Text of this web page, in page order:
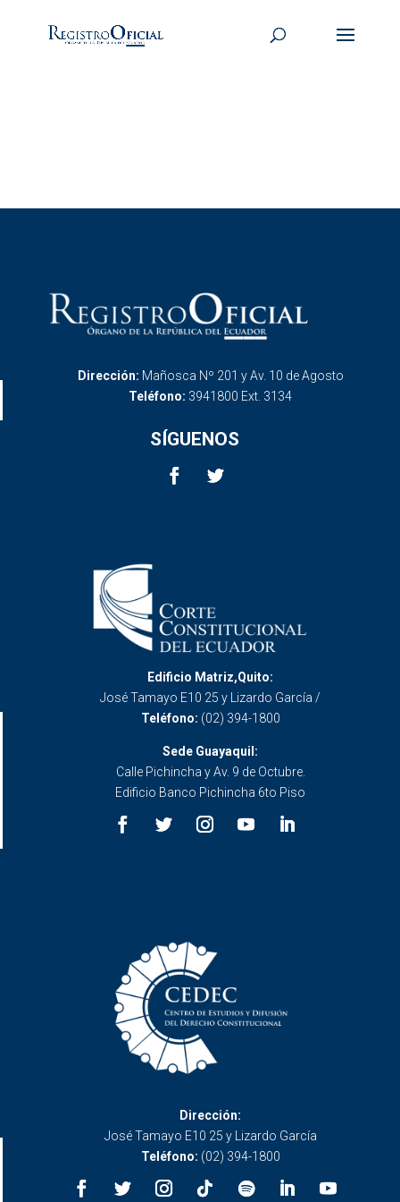
Dirección: Mañosca Nº 201 y Av. 10 de Agosto
Teléfono: 3941800 Ext. 3134
SÍGUENOS
Edificio Matriz,Quito:
José Tamayo E10 25 y Lizardo García /
Teléfono: (02) 394-1800
Sede Guayaquil:
Calle Pichincha y Av. 9 de Octubre.
Edificio Banco Pichincha 6to Piso
Dirección:
José Tamayo E10 25 y Lizardo García
Teléfono: (02) 394-1800